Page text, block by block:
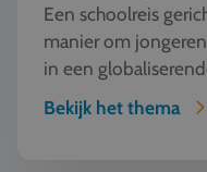
Een schoolreis
manier om
in een
Bekijk het thema